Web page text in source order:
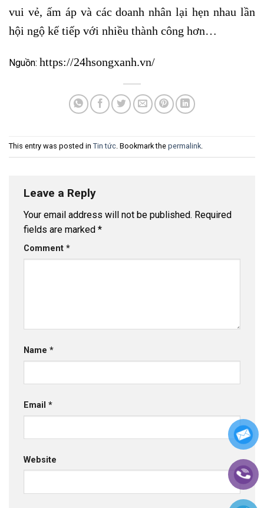
vui vẻ, ấm áp và các doanh nhân lại hẹn nhau lần
hội ngộ kế tiếp với nhiều thành công hơn…
Nguồn: https://24hsongxanh.vn/
This entry was posted in Tin tức . Bookmark the permalink
Leave a Reply
Your email address will not be published. Required
fields are marked *
Comment *
Name *
Email *
Website